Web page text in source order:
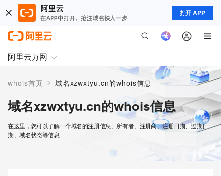
打开 APP
阿里云万网
whois首页 > 域名xzwxtyu.cn的whois信息
域名xzwxtyu.cn的whois信息
在这里，您可以了解一个域名的注册信息、所有者、注册商、注册日期、过期日
期、域名状态等信息